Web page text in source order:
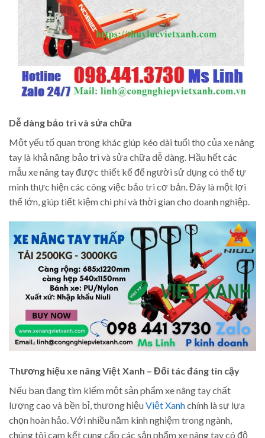
Dễ dàng bảo trì và sửa chữa
Một yếu tố quan trọng khác giúp kéo dài tuổi thọ của xe nâng
tay là khả năng bảo trì và sửa chữa dễ dàng. Hầu hết các
mẫu xe nâng tay được thiết kế để người sử dụng có thể tự
mình thực hiện các công việc bảo trì cơ bản. Đây là một lợi
thế lớn, giúp tiết kiệm chi phí và thời gian cho doanh nghiệp.
Thương hiệu xe nâng Việt Xanh – Đối tác đáng tin cậy
Nếu bạn đang tìm kiếm một sản phẩm xe nâng tay chất
lượng cao và bền bỉ, thương hiệuViệt Xanhchính là sự lựa
chọn hoàn hảo. Với nhiều năm kinh nghiệm trong ngành,
chúng tôi cam kết cung cấp các sản phẩm xe nâng tay có độ